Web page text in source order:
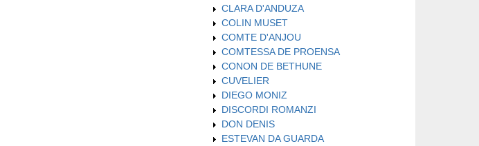
CLARA D'ANDUZA
COLIN MUSET
COMTE D'ANJOU
COMTESSA DE PROENSA
CONON DE BETHUNE
CUVELIER
DIEGO MONIZ
DISCORDI ROMANZI
DON DENIS
ESTEVAN DA GUARDA